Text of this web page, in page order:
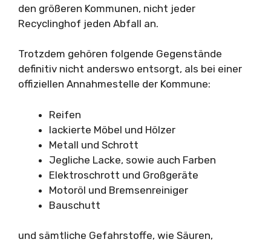
den größeren Kommunen, nicht jeder
Recyclinghof jeden Abfall an.
Trotzdem gehören folgende Gegenstände
definitiv nicht anderswo entsorgt, als bei einer
offiziellen Annahmestelle der Kommune:
Reifen
lackierte Möbel und Hölzer
Metall und Schrott
Jegliche Lacke, sowie auch Farben
Elektroschrott und Großgeräte
Motoröl und Bremsenreiniger
Bauschutt
und sämtliche Gefahrstoffe, wie Säuren,